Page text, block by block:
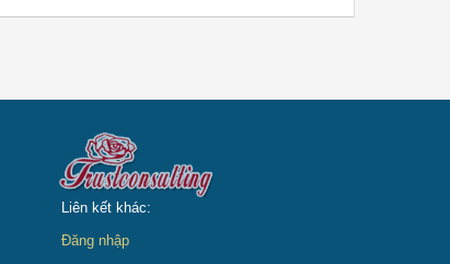
Liên kết khác:
Đăng nhập